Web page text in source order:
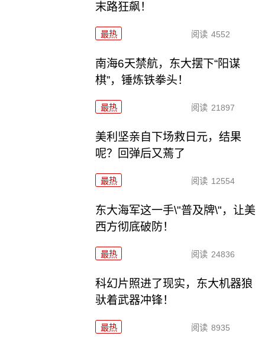
末路狂飙！
最热 阅读 4552
南海6天禁航，东大摆下“阳谋
棋”，锤炼铁拳头！
最热 阅读 21897
美利坚亲自下场救日元，结果
呢？回弹后又蔫了
最热 阅读 12554
东大海军这一手\"普及牌\"，让美
西方彻底破防！
最热 阅读 24836
科幻片照进了现实，东大机器狼
驮着武器冲锋！
最热 阅读 8935